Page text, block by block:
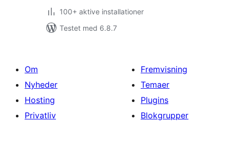
100+ aktive installationer
Testet med 6.8.7
Om
Nyheder
Hosting
Privatliv
Fremvisning
Temaer
Plugins
Blokgrupper